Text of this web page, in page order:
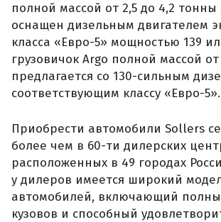
полной массой от 2,5 до 4,2
оснащен дизельным двигателем
класса «Евро-5» мощностью 139
грузовичок Argo полной массой от
предлагается со 130-сильным
соответствующим классу «Евро-5».
Приобрести автомобили Sollers
более чем в 60-ти дилерских
расположенных в 49 городах
у дилеров имеется широкий
автомобилей, включающий
кузовов и способный